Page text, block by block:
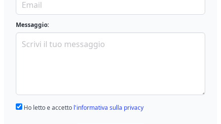
Messaggio:
Ho letto e accetto l'informativa sulla privacy